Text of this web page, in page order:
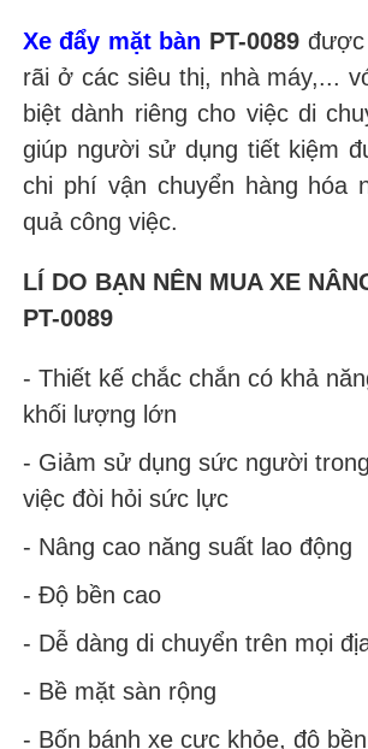
Xe đẩy mặt bàn PT-0089 được
rãi ở các siêu thị, nhà máy,...
biệt dành riêng cho việc di
giúp người sử dụng tiết kiệm
chi phí vận chuyển hàng hóa
quả công việc.
LÍ DO BẠN NÊN MUA XE
PT-0089
- Thiết kế chắc chắn có khả
khối lượng lớn
- Giảm sử dụng sức người
việc đòi hỏi sức lực
- Nâng cao năng suất lao động
- Độ bền cao
- Dễ dàng di chuyển trên mọi
- Bề mặt sàn rộng
- Bốn bánh xe cực khỏe, độ